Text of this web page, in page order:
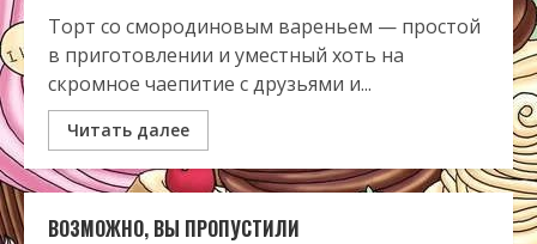
Торт со смородиновым вареньем — простой
в приготовлении и уместный хоть на
скромное чаепитие с друзьями и...
Читать далее
ВОЗМОЖНО, ВЫ ПРОПУСТИЛИ